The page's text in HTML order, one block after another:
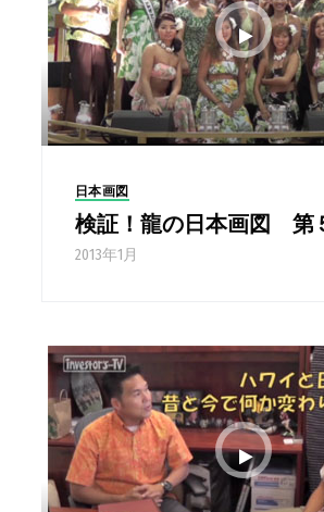
日本画図
検証！龍の日本画図 第
2013年1月